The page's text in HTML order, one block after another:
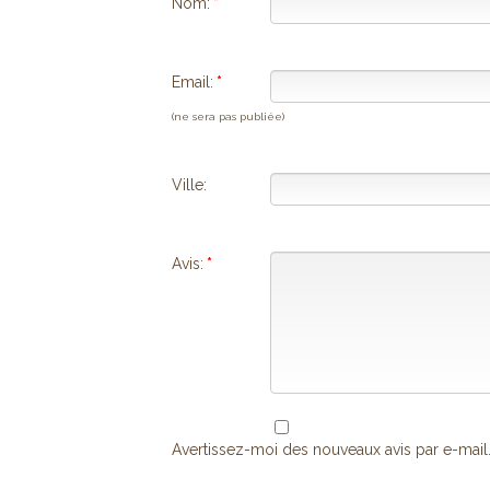
Email: *
(ne sera pas publiée)
Ville:
Avis: *
Avertissez-moi des nouveaux avis par e-mail.